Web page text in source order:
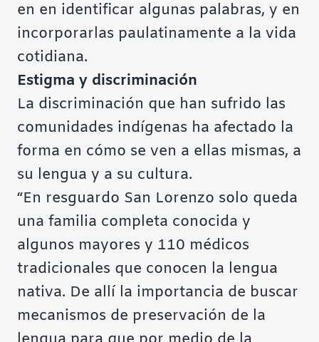
en en identificar algunas palabras, y en
incorporarlas paulatinamente a la vida
cotidiana.
Estigma y discriminación
La discriminación que han sufrido las
comunidades indígenas ha afectado la
forma en cómo se ven a ellas mismas, a
su lengua y a su cultura.
“En resguardo San Lorenzo solo queda
una familia completa conocida y
algunos mayores y 110 médicos
tradicionales que conocen la lengua
nativa. De allí la importancia de buscar
mecanismos de preservación de la